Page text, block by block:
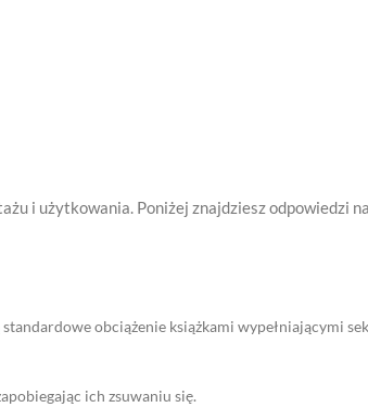
i użytkowania. Poniżej znajdziesz odpowiedzi
obciążenie książkami wypełniającymi
ich zsuwaniu się.